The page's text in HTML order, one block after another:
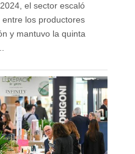
el sector escaló
los productores
y mantuvo la quinta